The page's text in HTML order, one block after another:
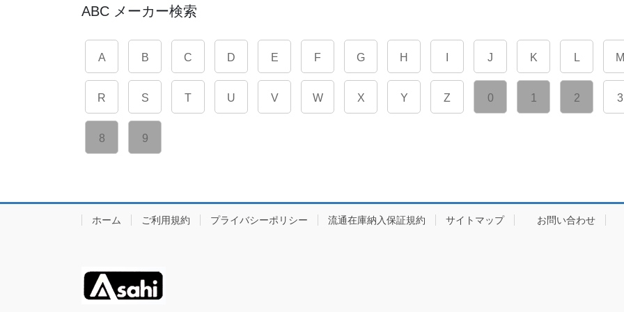
ABC メーカー検索
A B C D E F G H J K L M
R S T U V W X Y Z 0 1 2 3
8 9
ホーム ご利用規約 プライバシーポリシー 流通在庫納入保証規約 サイトマップ お問い合わせ